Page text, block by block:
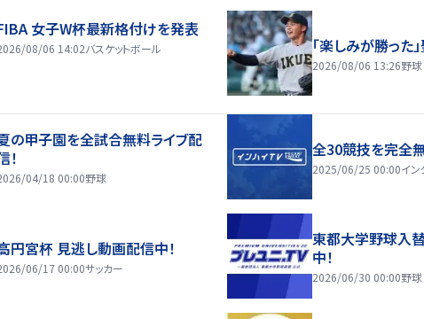
女子W杯最新格付けを発表
08/06 14:02バスケットボール 「楽しみが勝った
2026/08/06 13:26野球
の甲子園を全試合無料ライブ配
！
04/18 00:00野球
全30競技を完全
2025/06/25 00:00イン
円宮杯 見逃し動画配信中！
06/17 00:00サッカー
東都大学野球入
中！
2026/06/30 00:00野球